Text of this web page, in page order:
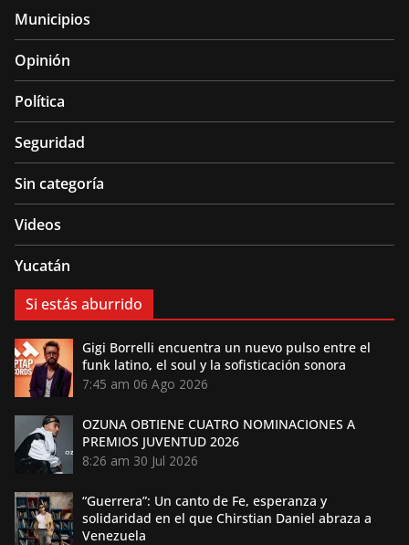
Municipios
Opinión
Política
Seguridad
Sin categoría
Videos
Yucatán
Si estás aburrido
Gigi Borrelli encuentra un nuevo pulso entre el
funk latino, el soul y la sofisticación sonora
7:45 am 06 Ago 2026
OZUNA OBTIENE CUATRO NOMINACIONES A
PREMIOS JUVENTUD 2026
8:26 am 30 Jul 2026
“Guerrera”: Un canto de Fe, esperanza y
solidaridad en el que Chirstian Daniel abraza a
Venezuela